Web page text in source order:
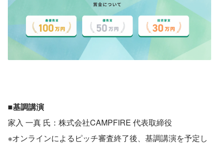
■基調講演
家入 一真 氏：株式会社CAMPFIRE 代表取締役
※オンラインによるピッチ審査終了後、基調講演を予定し